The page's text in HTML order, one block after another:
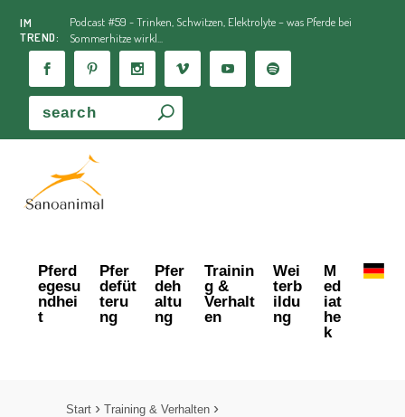
IM
TREND:
Podcast #59 - Trinken, Schwitzen, Elektrolyte – was Pferde bei
Sommerhitze wirkl...
Pferd
egesu
ndhei
t
Pfer
defüt
teru
ng
Pfer
deh
altu
ng
Trainin
g &
Verhalt
en
Wei
terb
ildu
ng
M
ed
iat
he
k
Start
Training & Verhalten